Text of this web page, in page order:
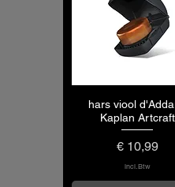
Snel overzicht
hars viool
Kaplan Artcraft
Prijs
€ 10,99
incl.Btw